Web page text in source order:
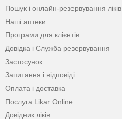
Пошук і онлайн-резервування ліків
Наші аптеки
Програми для клієнтів
Довідка і Служба резервування
Застосунок
Запитання і відповіді
Оплата і доставка
Послуга Likar Online
Довідник ліків